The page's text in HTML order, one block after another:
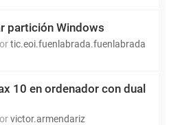
partición Windows
tic.eoi.fuenlabrada.fuenlabrada
10 en ordenador con dual
victor.armendariz